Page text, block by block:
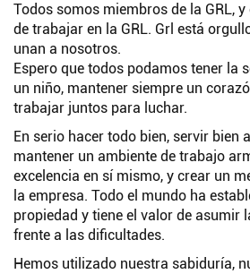
Todos somos miembros de la GRL,
de trabajar en la GRL. Grl está
unan a nosotros.
Espero que todos podamos tener la
un niño, mantener siempre un
trabajar juntos para luchar.
En serio hacer todo bien, servir bien
mantener un ambiente de trabajo
excelencia en sí mismo, y crear un
la empresa. Todo el mundo ha
propiedad y tiene el valor de asumir
frente a las dificultades.
Hemos utilizado nuestra sabiduría,